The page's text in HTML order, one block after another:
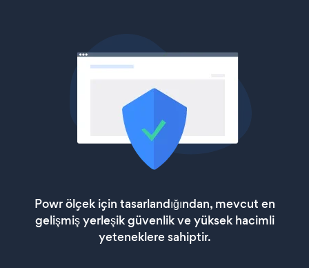
Powr ölçek için tasarlandığından, mevcut en
gelişmiş yerleşik güvenlik ve yüksek hacimli
yeteneklere sahiptir.